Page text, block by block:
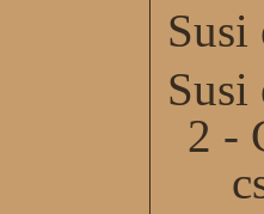
Susi
Susi
2 -